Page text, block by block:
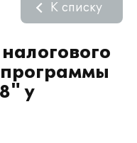
у
К списку